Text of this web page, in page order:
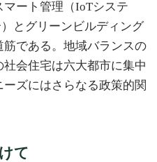
ート管理（IoTシステ
とグリーンビルディング
である。地域バランスの
会住宅は六大都市に集中
ズにはさらなる政策的関
て